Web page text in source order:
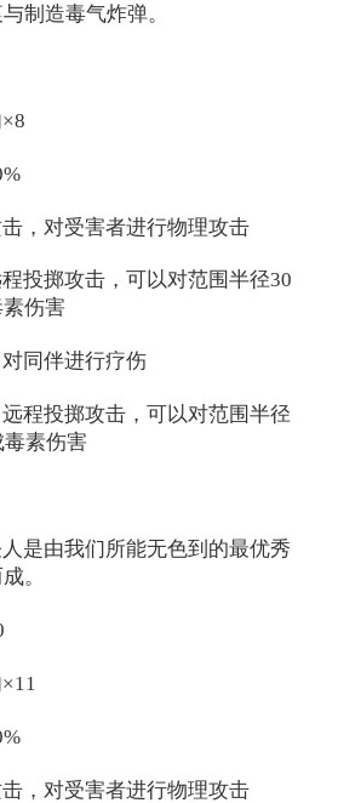
制造毒气炸弹。
，对受害者进行物理攻击
投掷攻击，可以对范围半径30
伤害
同伴进行疗伤
程投掷攻击，可以对范围半径
素伤害
是由我们所能无色到的最优秀
。
，对受害者进行物理攻击